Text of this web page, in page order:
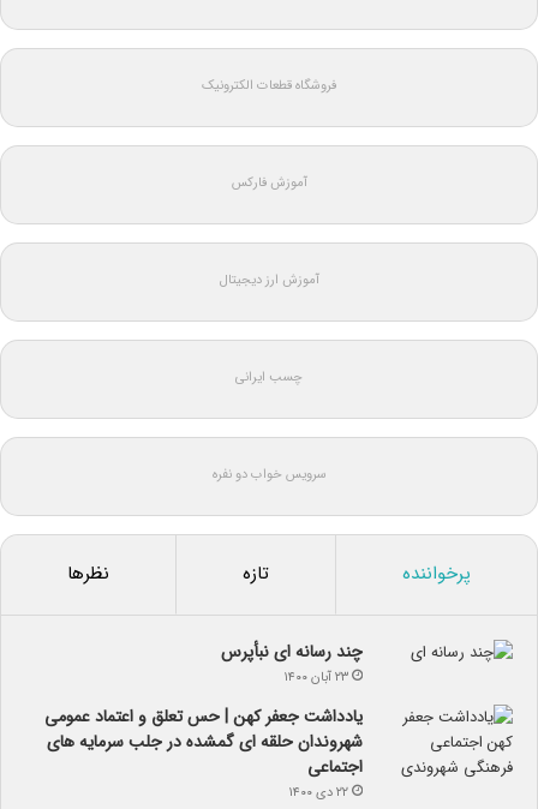
فروشگاه قطعات الکترونیک
آموزش فارکس
آموزش ارز دیجیتال
چسب ایرانی
سرویس خواب دو نفره
پرخواننده تازه نظرها
چند رسانه ای نبأپرس
۲۳ آبان ۱۴۰۰
یادداشت جعفر کهن | حس تعلق و اعتماد عمومی
شهروندان حلقه ای گمشده در جلب سرمایه های
اجتماعی
۲۲ دی ۱۴۰۰